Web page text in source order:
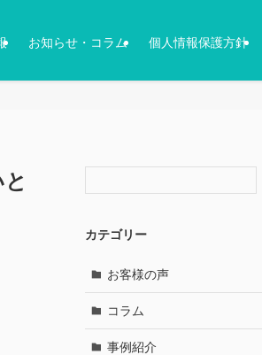
お知らせ・コラム 個人情報保護方針
カテゴリー
お客様の声
コラム
事例紹介